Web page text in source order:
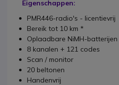
Eigenschappen:
PMR446-radio's - licentievrij
Bereik tot 10 km *
Oplaadbare NiMH-batterijen
8 kanalen + 121 codes
Scan / monitor
20 beltonen
Handenvrij